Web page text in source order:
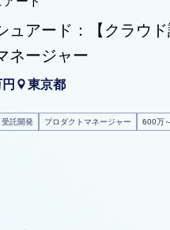
ュアード：【クラウド
ネージャー
東京都
託開発 プロダクトマネージャー 600万～